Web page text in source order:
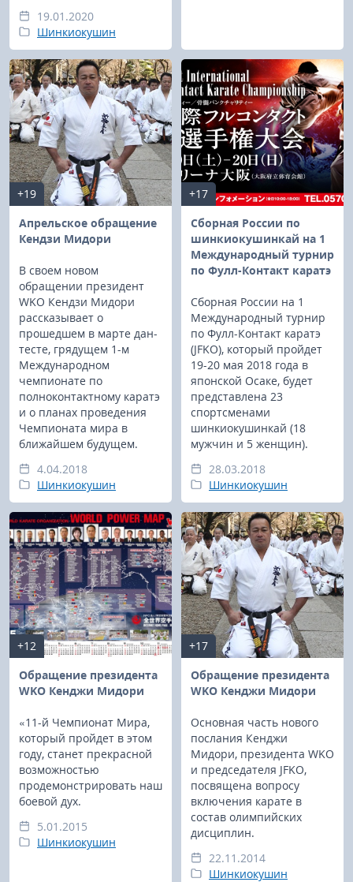
19.01.2020
Шинкиокушин
+19
Апрельское обращение
Кендзи Мидори
В своем новом
обращении президент
WKO Кендзи Мидори
рассказывает о
прошедшем в марте дан-
тесте, грядущем 1-м
Международном
чемпионате по
полноконтактному каратэ
и о планах проведения
Чемпионата мира в
ближайшем будущем.
4.04.2018
Шинкиокушин
+17
Сборная России по
шинкиокушинкай на 1
Международный турнир
по Фулл-Контакт каратэ
Сборная России на 1
Международный турнир
по Фулл-Контакт каратэ
(JFKO), который пройдет
19-20 мая 2018 года в
японской Осаке, будет
представлена 23
спортсменами
шинкиокушинкай (18
мужчин и 5 женщин).
28.03.2018
Шинкиокушин
+12
Обращение президента
WKO Кенджи Мидори
«11-й Чемпионат Мира,
который пройдет в этом
году, станет прекрасной
возможностью
продемонстрировать наш
боевой дух.
5.01.2015
Шинкиокушин
+17
Обращение президента
WKO Кенджи Мидори
Основная часть нового
послания Кенджи
Мидори, президента WKO
и председателя JFKO,
посвящена вопросу
включения карате в
состав олимпийских
дисциплин.
22.11.2014
Шинкиокушин